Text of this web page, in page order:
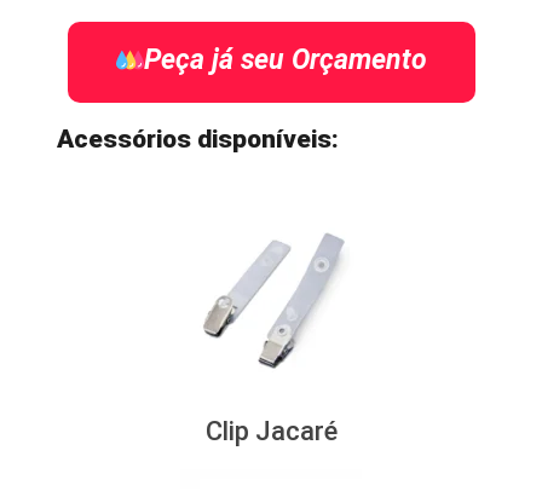
Peça já seu Orçamento
Acessórios disponíveis:
Clip Jacaré